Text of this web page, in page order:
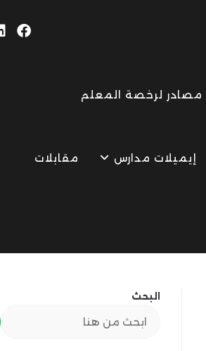
مصادر لرخصة المعلم
إيميلات مدارس مقابلات
البحث